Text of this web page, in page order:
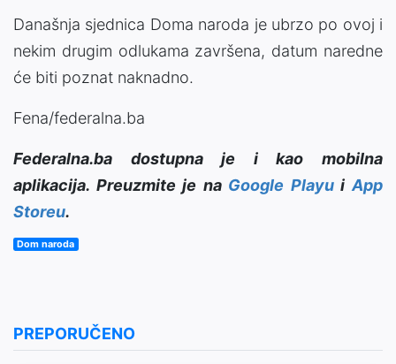
Današnja sjednica Doma naroda je ubrzo po ovoj i
nekim drugim odlukama završena, datum naredne
će biti poznat naknadno.
Fena/federalna.ba
Federalna.ba dostupna je i kao mobilna
aplikacija. Preuzmite je na Google PlayuiApp
Storeu.
Dom naroda
PREPORUČENO